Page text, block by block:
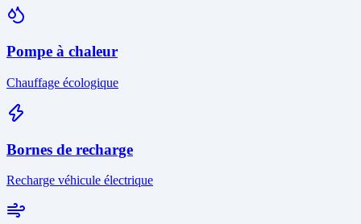
Pompe à chaleur
Chauffage écologique
Bornes de recharge
Recharge véhicule électrique